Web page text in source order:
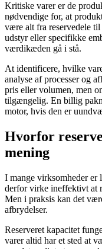
Kritiske varer er de
nødvendige for, at
være alt fra reservedele
udstyr eller specifikke
værdikæden gå i stå.
At identificere, hvilke
analyse af processer og
pris eller volumen, men
tilgængelig. En billig
motor, hvis den er
Hvorfor
mening
I mange virksomheder er
derfor virke ineffektivt at
Men i praksis kan det
afbrydelser.
Reserveret kapacitet
varer altid har et sted at